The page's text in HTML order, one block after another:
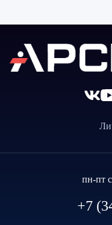
пн-пт
+7